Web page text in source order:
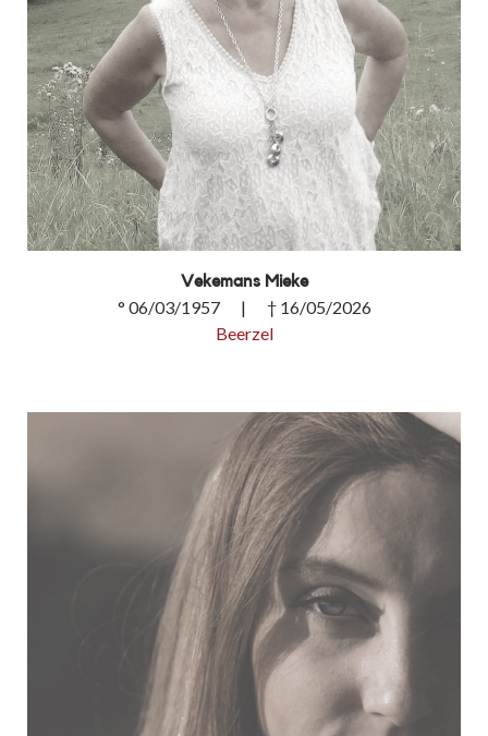
Vekemans Mieke
Vekemans Mieke
° 06/03/1957 | † 16/05/2026
Beerzel